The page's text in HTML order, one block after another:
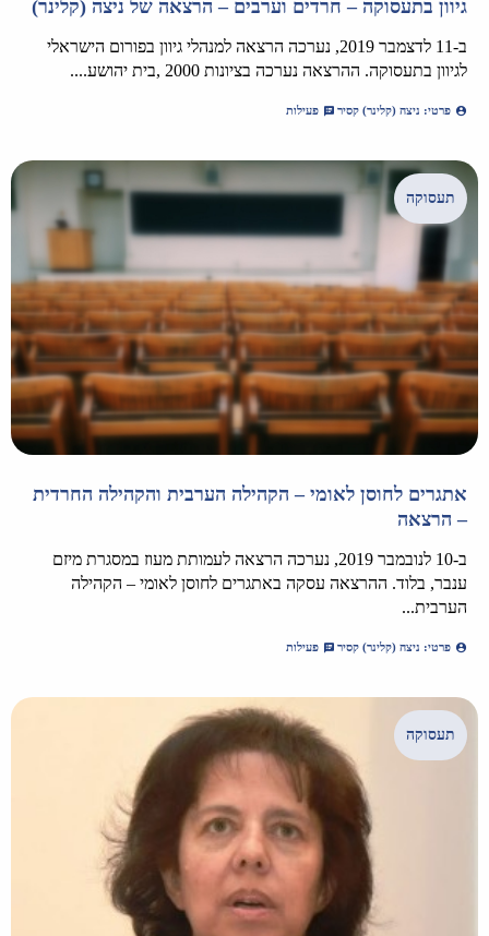
גיוון בתעסוקה – חרדים וערבים – הרצאה של ניצה (קלינר)
ב-11 לדצמבר 2019, נערכה הרצאה למנהלי גיוון בפורום הישראלי
לגיוון בתעסוקה. ההרצאה נערכה בציונות 2000 ,בית יהושע....
פרטי: ניצה (קלינר) קסיר פעילות
אתגרים לחוסן לאומי – הקהילה הערבית והקהילה החרדית
– הרצאה
ב-10 לנובמבר 2019, נערכה הרצאה לעמותת מעוז במסגרת מיזם
ענבר, בלוד. ההרצאה עסקה באתגרים לחוסן לאומי – הקהילה
הערבית...
פרטי: ניצה (קלינר) קסיר פעילות
תעסוקה
תעסוקה